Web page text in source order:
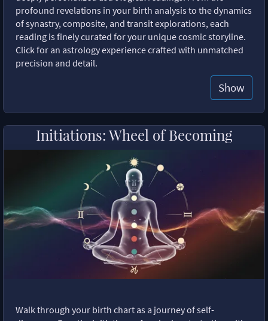
profound revelations in your birth analysis to the dynamics
of synastry, composite, and transit explorations, each
reading is finely curated for your unique cosmic storyline.
Click for an astrology experience crafted with unmatched
precision and detail.
Show
Initiations: Wheel of Becoming
Walk through your birth chart as a journey of self-